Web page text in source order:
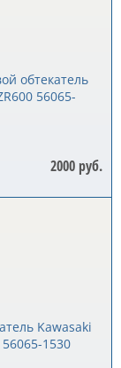
обтекатель
56065-
2000 руб.
Kawasaki
56065-1530